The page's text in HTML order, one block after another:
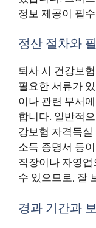
정보 제공이 필
정산 절차와
퇴사 시 건강보
필요한 서류가
이나 관련 부서
합니다. 일반적
강보험 자격득
소득 증명서 등
직장이나 자영
수 있으므로, 잘
경과 기간과